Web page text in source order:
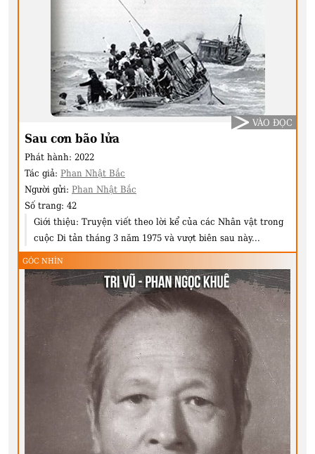
Sau cơn bão lửa
Phát hành: 2022
Tác giả: Phan Nhật Bắc
Người gửi: Phan Nhật Bắc
Số trang: 42
Giới thiệu: Truyện viết theo lời kể của các Nhân vật trong
cuộc Di tản tháng 3 năm 1975 và vượt biên sau này...
VÀO ĐỌC
GÓC NHÌN